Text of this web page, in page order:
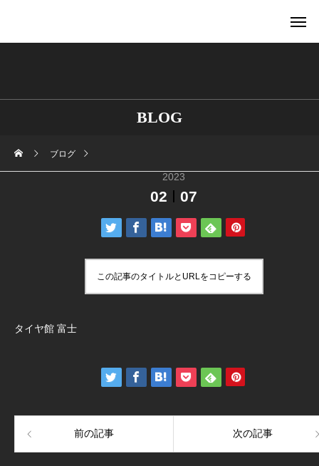
BLOG
ブログ
2023
02 07
この記事のタイトルとURLをコピーする
タイヤ館 富士
前の記事 次の記事